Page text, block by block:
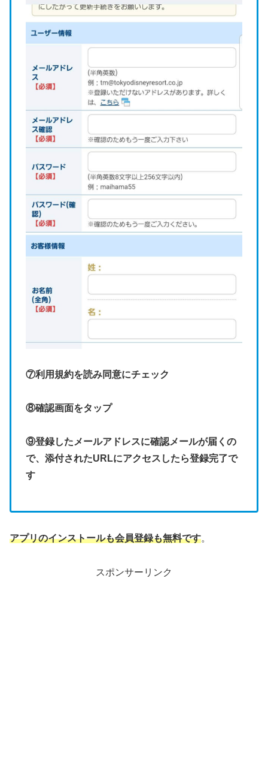
⑦利用規約を読み同意にチェック
⑧確認画面をタップ
⑨登録したメールアドレスに確認メールが届くの
で、添付されたURLにアクセスしたら登録完了で
す
アプリのインストールも会員登録も無料です。
スポンサーリンク